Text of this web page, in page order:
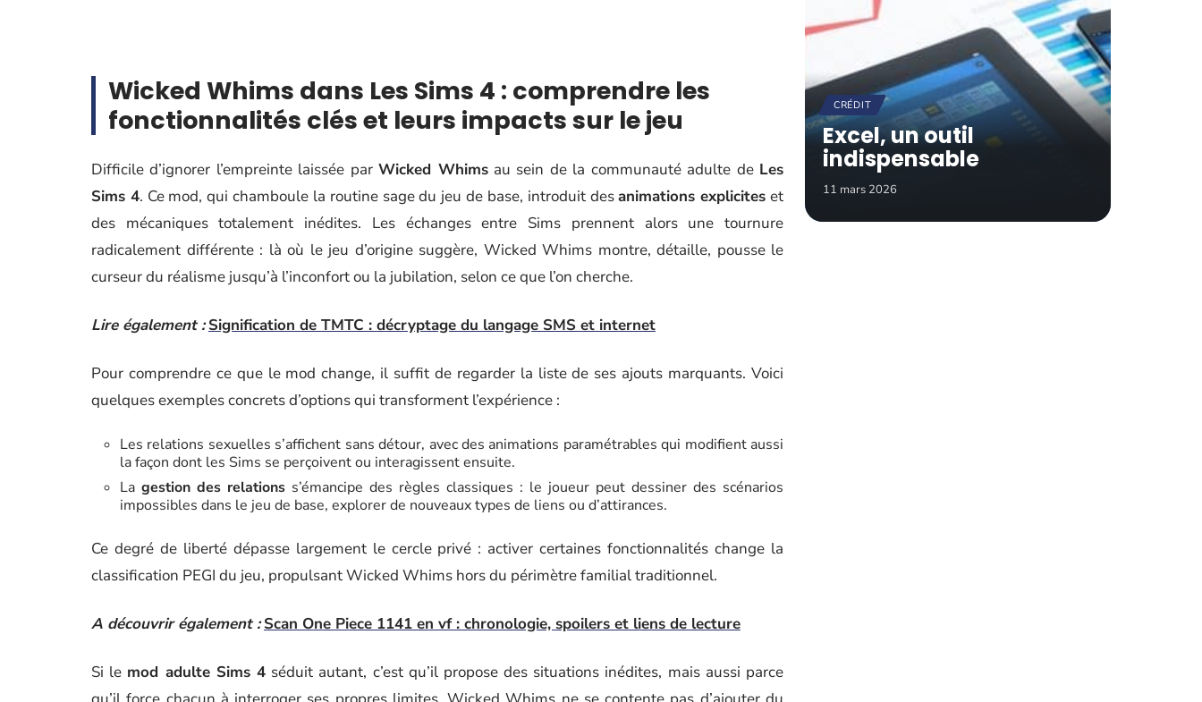
Wicked Whims dans Les Sims 4 : comprendre les
fonctionnalités clés et leurs impacts sur le jeu
Difficile d’ignorer l’empreinte laissée parWicked Whimsau sein de la communauté adulte de Les
Sims 4. Ce mod, qui chamboule la routine sage du jeu de base, introduit desanimations explicites et
des mécaniques totalement inédites. Les échanges entre Sims prennent alors une tournure
radicalement différente : là où le jeu d’origine suggère, Wicked Whims montre, détaille, pousse le
curseur du réalisme jusqu’à l’inconfort ou la jubilation, selon ce que l’on cherche.
Lire également : Signification de TMTC : décryptage du langage SMS et internet
Pour comprendre ce que le mod change, il suffit de regarder la liste de ses ajouts marquants. Voici
quelques exemples concrets d’options qui transforment l’expérience :
Les relations sexuelles s’affichent sans détour, avec des animations paramétrables qui modifient aussi
la façon dont les Sims se perçoivent ou interagissent ensuite.
La gestion des relations s’émancipe des règles classiques : le joueur peut dessiner des scénarios
impossibles dans le jeu de base, explorer de nouveaux types de liens ou d’attirances.
Ce degré de liberté dépasse largement le cercle privé : activer certaines fonctionnalités change la
classification PEGI du jeu, propulsant Wicked Whims hors du périmètre familial traditionnel.
A découvrir également : Scan One Piece 1141 en vf : chronologie, spoilers et liens de lecture
Si le mod adulte Sims 4séduit autant, c’est qu’il propose des situations inédites, mais aussi parce
CRÉDIT
Excel, un outil
indispensable
11 mars 2026